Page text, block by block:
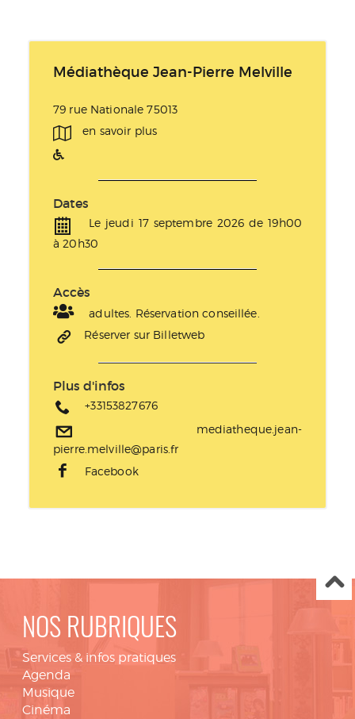
Médiathèque Jean-Pierre Melville
79 rue Nationale 75013
en savoir plus
Dates
Le jeudi 17 septembre 2026 de 19h00
à 20h30
Accès
adultes. Réservation conseillée.
Réserver sur Billetweb
Plus d'infos
+33153827676
mediatheque.jean-
pierre.melville@paris.fr
Facebook
NOS RUBRIQUES
Services & infos pratiques
Agenda
Musique
Cinéma